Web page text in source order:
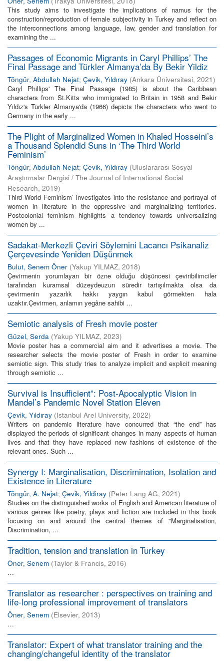
This study aims to investigate the implications of namus for the
construction/reproduction of female subjectivity in Turkey and reflect on
the interconnections among language, law, gender and translation for
examining the ...
Passages of Economic Migrants in Caryl Phillips’ The
Final Passage and Türkler Almanya’da By Bekir Yildiz
Töngür, Abdullah Nejat; Çevik, Yıldıray (Ankara Üniversitesi, 2021)
Caryl Phillips' The Final Passage (1985) is about the Caribbean
characters from St.Kitts who immigrated to Britain in 1958 and Bekir
Yıldız's Türkler Almanya'da (1966) depicts the characters who went to
Germany in the early ...
The Plight of Marginalized Women in Khaled Hosseini’s
a Thousand Splendid Suns in ‘The Third World
Feminism’
Töngür, Abdullah Nejat; Çevik, Yıldıray (Uluslararası Sosyal
Araştırmalar Dergisi / The Journal of International Social
Research, 2019)
Third World Feminism’ investigates into the resistance and portrayal of
women in literature in the oppressive and marginalizing territories.
Postcolonial feminism highlights a tendency towards universalizing
women by ...
Sadakat-Merkezli Çeviri Söylemini Lacancı Psikanaliz
Çerçevesinde Yeniden Düşünmek
Bulut, Senem Öner (Yakup YILMAZ, 2018)
Çevirmenin yorumlayan bir özne olduğu düşüncesi çeviribilimciler
tarafından kuramsal düzeydeuzun süredir tartışılmakta olsa da
çevirmenin yazarlık hakkı yaygın kabul görmekten hala
uzaktır.Çevirmen, anlamın yegâne sahibi ...
Semiotic analysis of Fresh movie poster
Güzel, Serda (Yakup YILMAZ, 2023)
Movie poster has a commercial aim and it advertises a movie. The
researcher selects the movie poster of Fresh in order to examine
semiotic sign. This study tries to analyze implicit and explicit meaning
through semiotic ...
Survival is Insufficient”: Post-Apocalyptic Vision in
Mandel’s Pandemic Novel Station Eleven
Çevik, Yıldıray (Istanbul Arel University, 2022)
Writers on pandemic literature have concurred that “the end” has
displayed the periods of significant changes in many aspects of human
lives and that they have replaced new fashions of existence of the
relevant ones. Such ...
Synergy I: Marginalisation, Discrimination, Isolation and
Existence in Literature
Töngür, A. Nejat; Çevik, Yildiray (Peter Lang AG, 2021)
Studies on the distinguished works of English and American literature of
various genres like poetry, plays and fiction are included in this book
focusing on and around the central themes of "Marginalisation,
Discrimination, ...
Tradition, tension and translation in Turkey
Öner, Senem (Taylor & Francis, 2016)
…
Translator as researcher : perspectives on training and
life-long professional improvement of translators
Öner, Senem (Elsevier, 2013)
…
Translator: Expert of what translator training and the
changing/changeful identity of the translator